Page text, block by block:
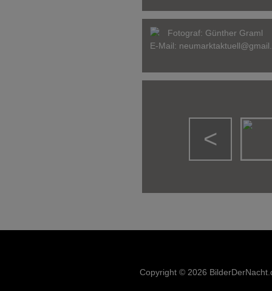
Fotograf: Günther Graml
E-Mail:
<
Copyright © 2026